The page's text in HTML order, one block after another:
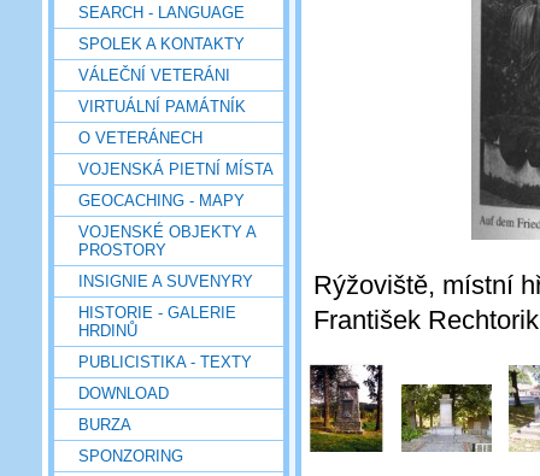
SEARCH - LANGUAGE
SPOLEK A KONTAKTY
VÁLEČNÍ VETERÁNI
VIRTUÁLNÍ PAMÁTNÍK
O VETERÁNECH
VOJENSKÁ PIETNÍ MÍSTA
GEOCACHING - MAPY
VOJENSKÉ OBJEKTY A
PROSTORY
INSIGNIE A SUVENYRY
HISTORIE - GALERIE
HRDINŮ
PUBLICISTIKA - TEXTY
DOWNLOAD
BURZA
SPONZORING
Rýžoviště, místní
František Rechtorik